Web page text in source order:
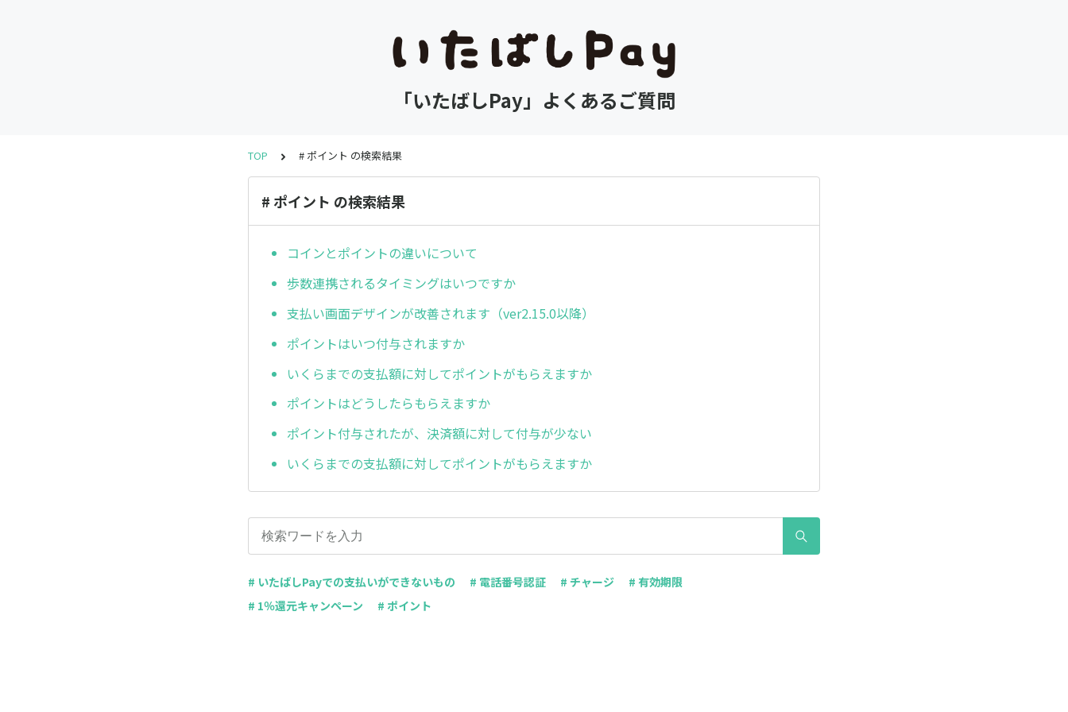
「いたばしPay」よくあるご質問
TOP # ポイント の検索結果
# ポイント の検索結果
コインとポイントの違いについて
歩数連携されるタイミングはいつですか
支払い画面デザインが改善されます（ver2.15.0以降）
ポイントはいつ付与されますか
いくらまでの支払額に対してポイントがもらえますか
ポイントはどうしたらもらえますか
ポイント付与されたが、決済額に対して付与が少ない
いくらまでの支払額に対してポイントがもらえますか
# いたばしPayでの支払いができないもの # 電話番号認証 # チャージ
# 有効期限
# 1％還元キャンペーン
# ポイント